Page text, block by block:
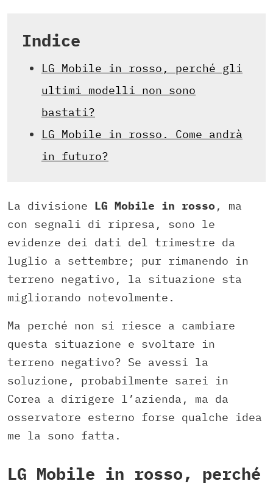
Indice
LG Mobile in rosso, perché gli
ultimi modelli non sono
bastati?
LG Mobile in rosso. Come andrà
in futuro?
La divisione LG Mobile in rosso , ma
con segnali di ripresa, sono le
evidenze dei dati del trimestre da
luglio a settembre; pur rimanendo in
terreno negativo, la situazione sta
migliorando notevolmente.
Ma perché non si riesce a cambiare
questa situazione e svoltare in
terreno negativo? Se avessi la
soluzione, probabilmente sarei in
Corea a dirigere l’azienda, ma da
osservatore esterno forse qualche idea
me la sono fatta.
LG Mobile in rosso, perché